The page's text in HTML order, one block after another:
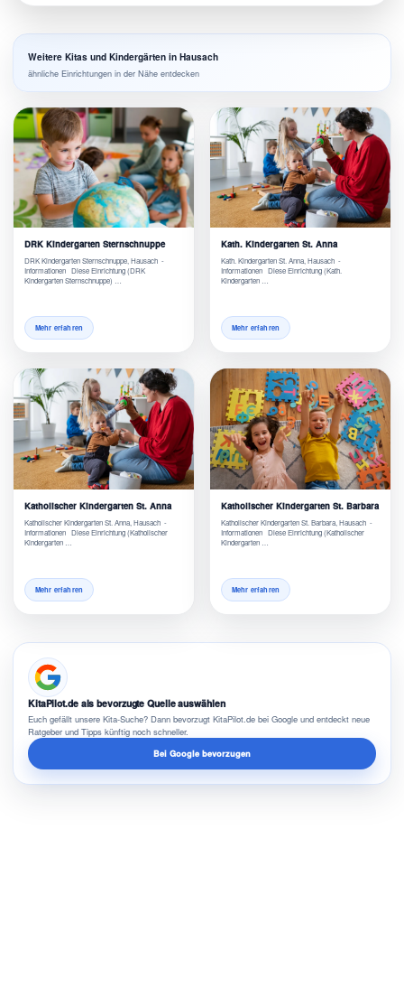
Weitere Kitas und Kindergärten in Hausach
ähnliche Einrichtungen in der Nähe entdecken
DRK Kindergarten Sternschnuppe
DRK Kindergarten Sternschnuppe, Hausach -
Informationen Diese Einrichtung (DRK
Kindergarten Sternschnuppe) …
Mehr erfahren
Kath. Kindergarten St. Anna
Kath. Kindergarten St. Anna, Hausach -
Informationen Diese Einrichtung (Kath.
Kindergarten …
Mehr erfahren
Katholischer Kindergarten St. Anna
Katholischer Kindergarten St. Anna, Hausach -
Informationen Diese Einrichtung (Katholischer
Kindergarten …
Mehr erfahren
Katholischer Kindergarten St. Barbara
Katholischer Kindergarten St. Barbara, Hausach -
Informationen Diese Einrichtung (Katholischer
Kindergarten …
Mehr erfahren
KitaPilot.de als bevorzugte Quelle auswählen
Euch gefällt unsere Kita-Suche? Dann bevorzugt KitaPilot.de bei Google und entdeckt neue
Ratgeber und Tipps künftig noch schneller.
Bei Google bevorzugen